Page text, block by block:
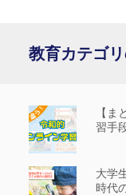
教育カテゴ
【
習手
大学
時代